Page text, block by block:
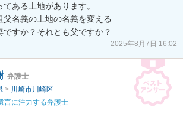
ある土地があります。
名義の土地の名義を変える
2025年8月7日 16:02
弁護士
> 川崎市川崎区
言に注力する弁護士